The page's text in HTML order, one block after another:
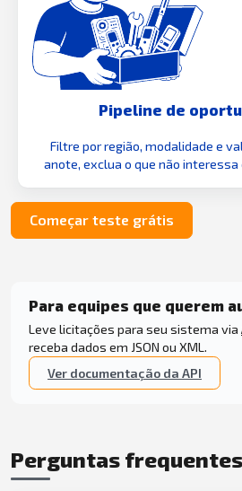
Pipeline de
Filtre por região, modalidade e
anote, exclua o que não interessa
Começar teste grátis
Para equipes que querem
Leve licitações para seu sistema via
receba dados em JSON ou XML.
Ver documentação da API
Perguntas frequentes